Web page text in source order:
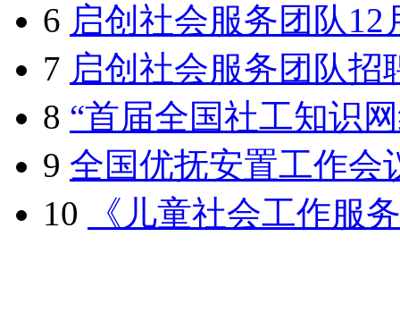
6 启创社会服务团队
7 启创社会服务团队
8 “首届全国社工知识
9 全国优抚安置工作会
10
《儿童社会工作服